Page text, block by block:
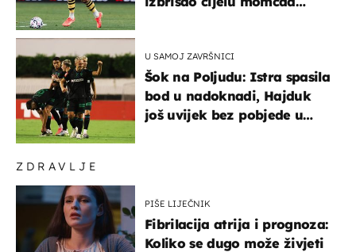
ZDRAVLJE
PIŠE LIJEČNIK
Fibrilacija atrija i prognoza:
Koliko se dugo može živjeti
U SAMOJ ZAVRŠNICI
Šok na Poljudu: Istra spasila
bod u nadoknadi, Hajduk
još uvijek bez pobjede u